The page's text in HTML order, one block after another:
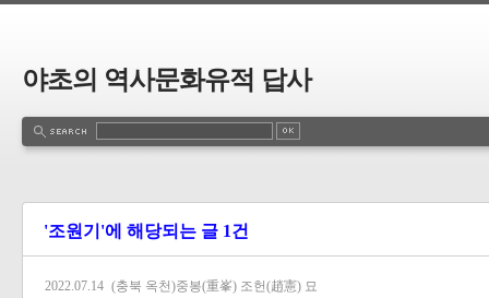
야초의 역사문화유적 답사
'조원기'에 해당되는 글 1건
2022.07.14 (충북 옥천)중봉(重峯) 조헌(趙憲) 묘